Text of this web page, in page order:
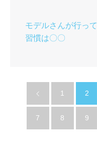
モデルさんが行っ
習慣は〇〇
1 2
7 8 9